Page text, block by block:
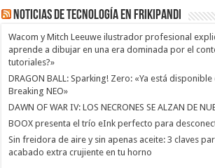
Noticias de Tecnología en Frikipandi
Wacom y Mitch Leeuwe ilustrador profesional
aprende a dibujar en una era dominada por el
tutoriales?»
DRAGON BALL: Sparking! Zero: «Ya está disponible
Breaking NEO»
DAWN OF WAR IV: LOS NECRONES SE ALZAN DE
BOOX presenta el trío eInk perfecto para
Sin freidora de aire y sin apenas aceite: 3 claves
acabado extra crujiente en tu horno